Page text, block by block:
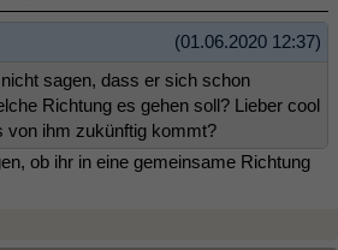
(01.06.2020 12:37)
sagen, dass er sich schon
Richtung es gehen soll? Lieber cool
von ihm zukünftig kommt?
ob ihr in eine gemeinsame Richtung